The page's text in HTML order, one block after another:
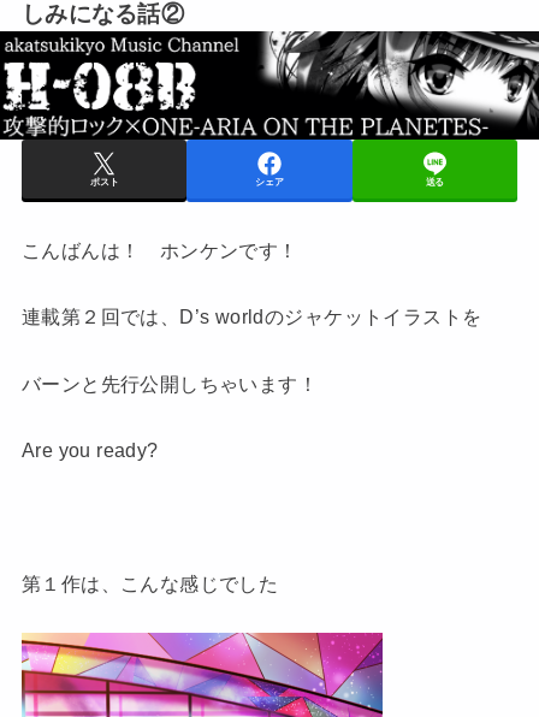
しみになる話②
ポスト シェア 送る
こんばんは！ ホンケンです！
連載第２回では、D’s worldのジャケットイラストを
バーンと先行公開しちゃいます！
Are you ready?
第１作は、こんな感じでした